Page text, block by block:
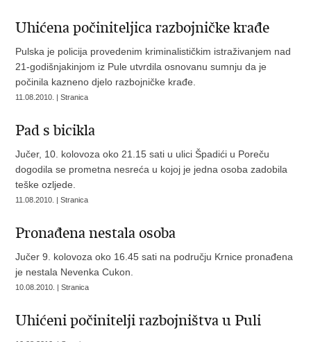
Uhićena počiniteljica razbojničke krađe
Pulska je policija provedenim kriminalističkim istraživanjem nad
21-godišnjakinjom iz Pule utvrdila osnovanu sumnju da je
počinila kazneno djelo razbojničke krađe.
11.08.2010. | Stranica
Pad s bicikla
Jučer, 10. kolovoza oko 21.15 sati u ulici Špadići u Poreču
dogodila se prometna nesreća u kojoj je jedna osoba zadobila
teške ozljede.
11.08.2010. | Stranica
Pronađena nestala osoba
Jučer 9. kolovoza oko 16.45 sati na području Krnice pronađena
je nestala Nevenka Cukon.
10.08.2010. | Stranica
Uhićeni počinitelji razbojništva u Puli